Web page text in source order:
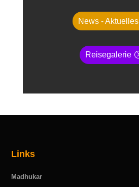
News - Aktuelles
Reisegalerie
Links
Madhukar